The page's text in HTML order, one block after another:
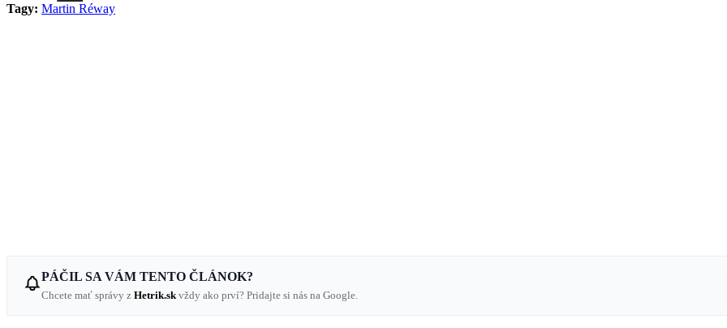
Tagy: Martin Réway
PÁČIL SA VÁM TENTO ČLÁNOK?
Chcete mať správy z Hetrik.sk vždy ako prví? Pridajte si nás na Google.